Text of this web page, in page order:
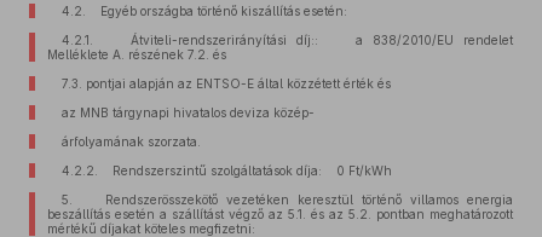
4.2. Egyéb országba történő kiszállítás esetén:
4.2.1. Átviteli-rendszerirányítási díj:: a 838/2010/EU rendelet
Melléklete A. részének 7.2. és
7.3. pontjai alapján az ENTSO-E által közzétett érték és
az MNB tárgynapi hivatalos deviza közép-
árfolyamának szorzata.
4.2.2. Rendszerszintű szolgáltatások díja: 0 Ft/kWh
5. Rendszerösszekötő vezetéken keresztül történő villamos energia
beszállítás esetén a szállítást végző az 5.1. és az 5.2. pontban meghatározott
mértékű díjakat köteles megfizetni: